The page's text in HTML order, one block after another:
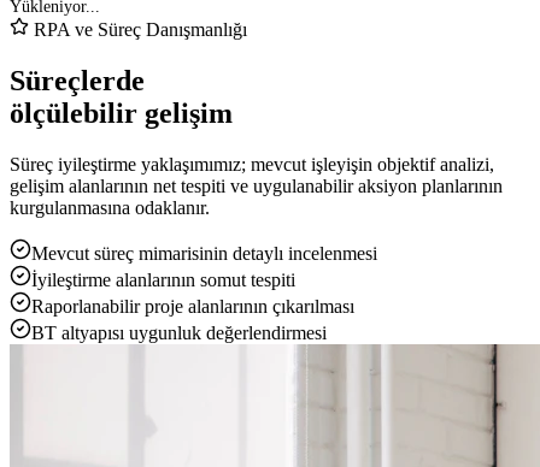
RPA ve Süreç Danışmanlığı
Süreçlerde
ölçülebilir gelişim
Süreç iyileştirme yaklaşımımız; mevcut işleyişin objektif analizi,
gelişim alanlarının net tespiti ve uygulanabilir aksiyon planlarının
kurgulanmasına odaklanır.
Mevcut süreç mimarisinin detaylı incelenmesi
İyileştirme alanlarının somut tespiti
Raporlanabilir proje alanlarının çıkarılması
BT altyapısı uygunluk değerlendirmesi